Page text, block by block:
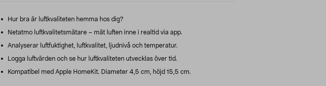
Hur bra är luftkvaliteten hemma hos dig?
Netatmo luftkvalitetsmätare – mät luften inne i realtid via app.
Analyserar luftfuktighet, luftkvalitet, ljudnivå och temperatur.
Logga luftvärden och se hur luftkvaliteten utvecklas över tid.
Kompatibel med Apple HomeKit. Diameter 4,5 cm, höjd 15,5 cm.